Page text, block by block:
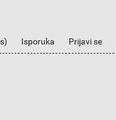
Isporuka Prijavi se